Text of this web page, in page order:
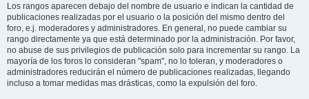
Los rangos aparecen debajo del nombre de usuario e indican la cantidad de
publicaciones realizadas por el usuario o la posición del mismo dentro del
foro, e.j. moderadores y administradores. En general, no puede cambiar su
rango directamente ya que está determinado por la administración. Por favor,
no abuse de sus privilegios de publicación solo para incrementar su rango. La
mayoría de los foros lo consideran "spam", no lo toleran, y moderadores o
administradores reducirán el número de publicaciones realizadas, llegando
incluso a tomar medidas mas drásticas, como la expulsión del foro.